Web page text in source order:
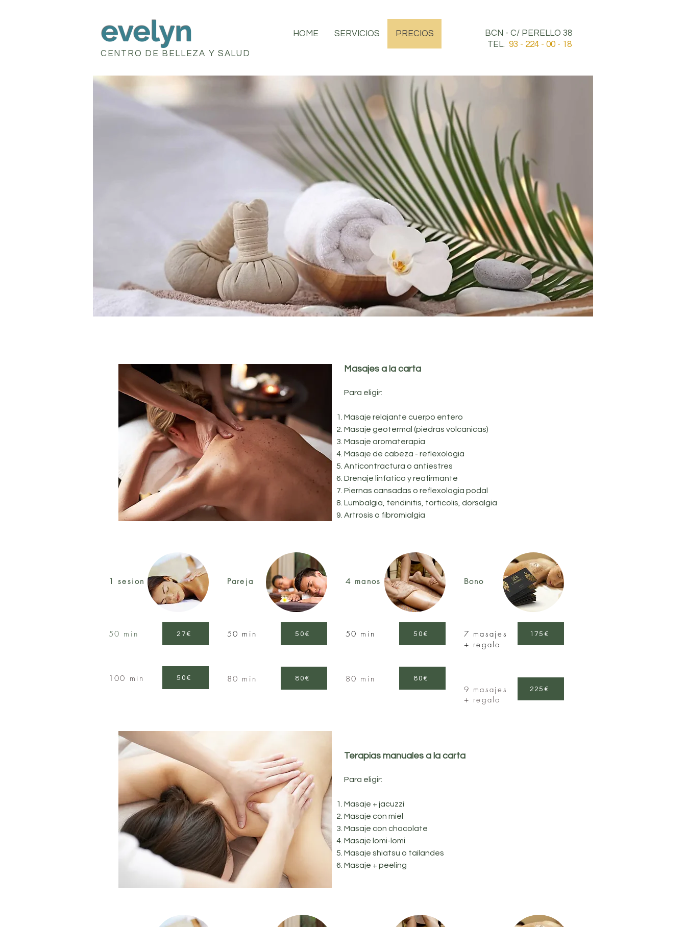
evelyn HOME SERVICIOS PRECIOS
CENTRO DE BELLEZA Y SALUD
BCN - C/ PERELLO 38
TEL. 93 - 224 - 00 - 18
Masajes a la carta
Para eligir:
Masaje relajante cuerpo entero
Masaje geotermal (piedras volcanicas)
Masaje aromaterapia
Masaje de cabeza - reflexologia
Anticontractura o antiestres
Drenaje linfatico y reafirmante
Piernas cansadas o reflexologia podal
Lumbalgia, tendinitis, torticolis, dorsalgia
Artrosis o fibromialgia
1 sesion
50 min 27€
100 min 50€
Pareja
50 min 50€
80 min 80€
4 manos
50 min 50€
80 min 80€
Bono
7 masajes
+ regalo
175€
9 masajes
+ regalo
225€
Terapias manuales a la carta
Para eligir:
Masaje + jacuzzi
Masaje con miel
Masaje con chocolate
Masaje lomi-lomi
Masaje shiatsu o tailandes
Masaje + peeling